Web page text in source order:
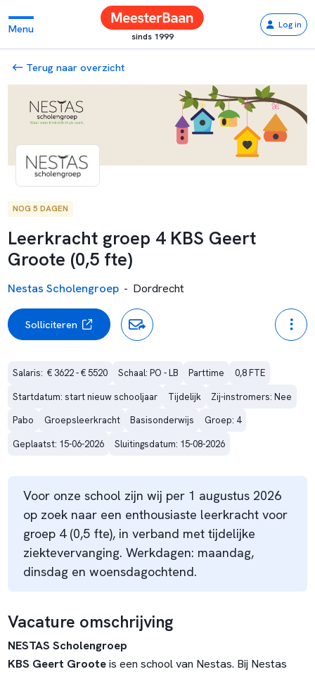
Menu
sinds 1999
Log in
Terug naar overzicht
NOG 5 DAGEN
Leerkracht groep 4 KBS Geert
Groote (0,5 fte)
Nestas Scholengroep - Dordrecht
Solliciteren
Salaris:  € 3622 - € 5520 Schaal: PO - LB Parttime
0,8 FTE
Startdatum: start nieuw schooljaar
Tijdelijk
Zij-instromers: Nee
Pabo
Groepsleerkracht Basisonderwijs
Groep: 4
Geplaatst: 15-06-2026
Sluitingsdatum: 15-08-2026
Voor onze school zijn wij per 1 augustus 2026
op zoek naar een enthousiaste leerkracht voor
groep 4 (0,5 fte), in verband met tijdelijke
ziektevervanging. Werkdagen: maandag,
dinsdag en woensdagochtend.
Vacature omschrijving
NESTAS Scholengroep
KBS Geert Grooteis een school van Nestas. Bij Nestas